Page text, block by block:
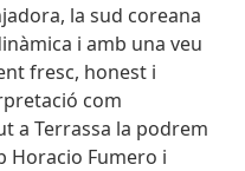
la sud coreana
i amb una veu
fresc, honest i
com
a Terrassa la podrem
Horacio Fumero i